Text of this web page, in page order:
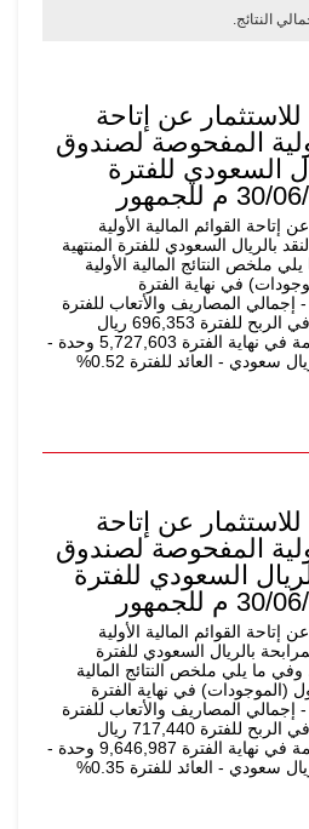
النتائج.
عن إتاحة
المفحوصة لصندوق
السعودي للفترة
القوائم المالية الأولية
بالريال السعودي للفترة المنتهية
وفي ما يلي ملخص النتائج المالية الأولية
في نهاية الفترة
سعودي - إجمالي المصاريف والأتعاب للفترة
450,543 ريال سعودي - صافي الربح للفترة 696,353 ريال
سعودي - عدد الوحدات القائمة في نهاية الفترة 5,727,603 وحدة -
عن إتاحة
المفحوصة لصندوق
السعودي للفترة
القوائم المالية الأولية
بالريال السعودي للفترة
في 30/06/2022 م، وفي ما يلي ملخص النتائج المالية
(الموجودات) في نهاية الفترة
سعودي - إجمالي المصاريف والأتعاب للفترة
520,501 ريال سعودي - صافي الربح للفترة 717,440 ريال
سعودي - عدد الوحدات القائمة في نهاية الفترة 9,646,987 وحدة -